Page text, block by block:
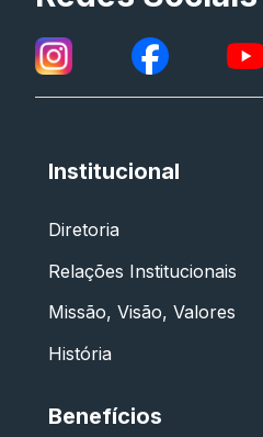
Institucional
Diretoria
Relações Institucionais
Missão, Visão, Valores
História
Benefícios